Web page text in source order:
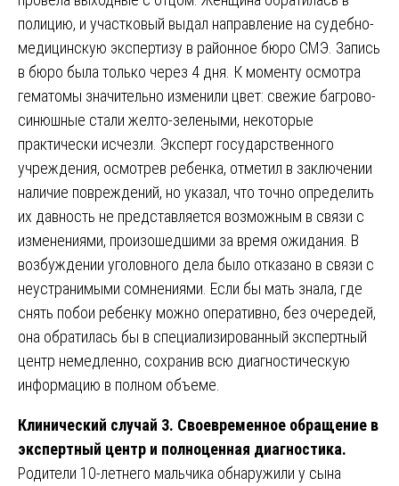
полицию, и участковый выдал направление на судебно-
медицинскую экспертизу в районное бюро СМЭ. Запись
в бюро была только через 4 дня. К моменту осмотра
гематомы значительно изменили цвет: свежие багрово-
синюшные стали желто-зелеными, некоторые
практически исчезли. Эксперт государственного
учреждения, осмотрев ребенка, отметил в заключении
наличие повреждений, но указал, что точно определить
их давность не представляется возможным в связи с
изменениями, произошедшими за время ожидания. В
возбуждении уголовного дела было отказано в связи с
неустранимыми сомнениями. Если бы мать знала, где
снять побои ребенку можно оперативно, без очередей,
она обратилась бы в специализированный экспертный
центр немедленно, сохранив всю диагностическую
информацию в полном объеме.
Клинический случай 3. Своевременное обращение в
экспертный центр и полноценная диагностика.
Родители 10-летнего мальчика обнаружили у сына